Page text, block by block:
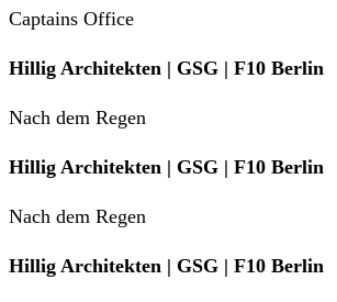
Captains Office
Hillig Architekten | GSG | F10 Berlin
Nach dem Regen
Hillig Architekten | GSG | F10 Berlin
Nach dem Regen
Hillig Architekten | GSG | F10 Berlin